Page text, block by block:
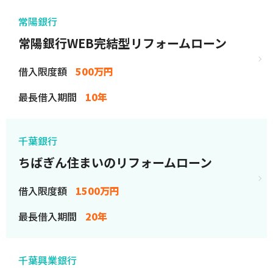
常陽銀行
常陽銀行WEB完結型リフォームローン
借入限度額 500万円
最長借入期間
10年
千葉銀行
ちばぎん住まいのリフォームローン
借入限度額
1500万円
最長借入期間
20年
千葉興業銀行